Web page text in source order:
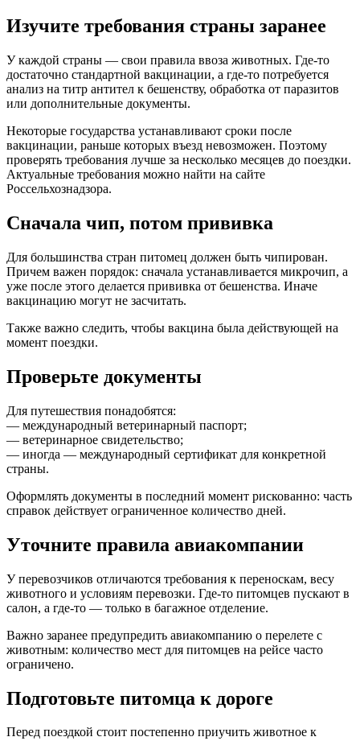
Изучите требования страны заранее
У каждой страны — свои правила ввоза животных. Где-то
достаточно стандартной вакцинации, а где-то потребуется
анализ на титр антител к бешенству, обработка от паразитов
или дополнительные документы.
Некоторые государства устанавливают сроки после
вакцинации, раньше которых въезд невозможен. Поэтому
проверять требования лучше за несколько месяцев до поездки.
Актуальные требования можно найти на сайте
Россельхознадзора.
Сначала чип, потом прививка
Для большинства стран питомец должен быть чипирован.
Причем важен порядок: сначала устанавливается микрочип, а
уже после этого делается прививка от бешенства. Иначе
вакцинацию могут не засчитать.
Также важно следить, чтобы вакцина была действующей на
момент поездки.
Проверьте документы
Для путешествия понадобятся:
— международный ветеринарный паспорт;
— ветеринарное свидетельство;
— иногда — международный сертификат для конкретной
страны.
Оформлять документы в последний момент рискованно: часть
справок действует ограниченное количество дней.
Уточните правила авиакомпании
У перевозчиков отличаются требования к переноскам, весу
животного и условиям перевозки. Где-то питомцев пускают в
салон, а где-то — только в багажное отделение.
Важно заранее предупредить авиакомпанию о перелете с
животным: количество мест для питомцев на рейсе часто
ограничено.
Подготовьте питомца к дороге
Перед поездкой стоит постепенно приучить животное к